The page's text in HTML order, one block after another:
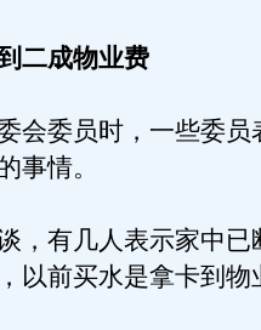
二成物业费
委员时，一些委员
事情。
有几人表示家中已
以前买水是拿卡到物